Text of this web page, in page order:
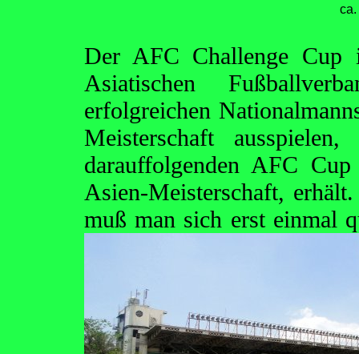
Der AFC Challenge Cup
Asiatischen
erfolgreichen
Meisterschaft
darauffolgenden AFC
Asien-Meisterschaft,
muß man sich erst einmal